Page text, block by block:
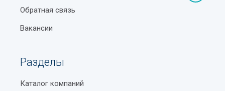
Обратная связь
Вакансии
Разделы
Каталог компаний